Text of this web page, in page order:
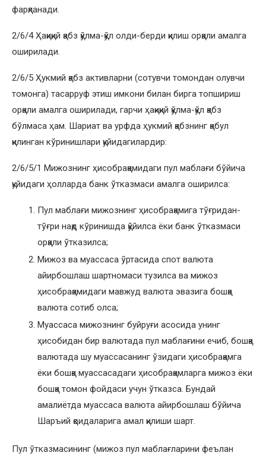
фарқланади.
2/6/4 Ҳақиқий қабз қўлма-қўл олди-берди қилиш орқали амалга
оширилади.
2/6/5 Ҳукмий қабз активларни (сотувчи томондан олувчи
томонга) тасарруф этиш имкони билан бирга топшириш
орқали амалга оширилади, гарчи ҳақиқий қўлма-қўл қабз
бўлмаса ҳам. Шариат ва урфда ҳукмий қабзнинг қабул
қилинган кўринишлари қуйидагилардир:
2/6/5/1 Мижознинг ҳисобрақамидаги пул маблағи бўйича
қуйидаги ҳолларда банк ўтказмаси амалга оширилса:
Пул маблағи мижознинг ҳисобрақамига тўғридан-
тўғри нақд кўринишда қўйилса ёки банк ўтказмаси
орқали ўтказилса;
Мижоз ва муассаса ўртасида спот валюта
айирбошлаш шартномаси тузилса ва мижоз
ҳисобрақамидаги мавжуд валюта эвазига бошқа
валюта сотиб олса;
Муассаса мижознинг буйруғи асосида унинг
ҳисобидан бир валютада пул маблағини ечиб, бошқа
валютада шу муассасанинг ўзидаги ҳисобрақамга
ёки бошқа муассасадаги ҳисобрақамларга мижоз ёки
бошқа томон фойдаси учун ўтказса. Бундай
амалиётда муассаса валюта айирбошлаш бўйича
Шаръий қоидаларига амал қилиши шарт.
Пул ўтказмасининг (мижоз пул маблағларини феълан